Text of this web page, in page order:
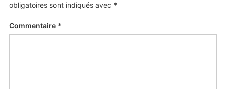
obligatoires sont indiqués avec *
Commentaire *